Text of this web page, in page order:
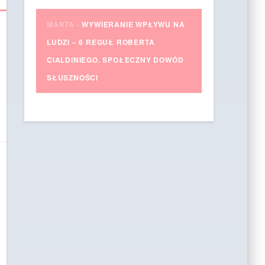
MARTA -WYWIERANIE WPŁYWU NA
LUDZI – 6 REGUŁ ROBERTA
CIALDINIEGO. SPOŁECZNY DOWÓD
SŁUSZNOŚCI